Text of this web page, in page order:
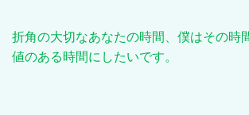
折角の大切なあなたの時間、僕はその時
値のある時間にしたいです。